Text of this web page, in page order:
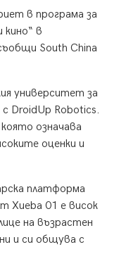
в програма за
в
South China
университет за
DroidUp Robotics.
означава
оценки и
платформа
Xueba 01 е висок
на възрастен
и си общува с